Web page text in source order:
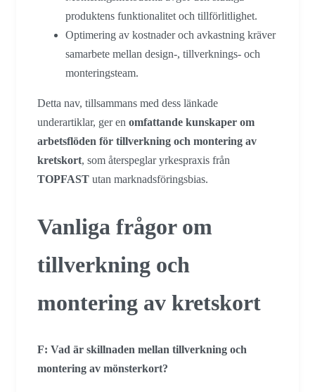
produktens funktionalitet och tillförlitlighet.
Optimering av kostnader och avkastning kräver
samarbete mellan design-, tillverknings- och
monteringsteam.
Detta nav, tillsammans med dess länkade
underartiklar, ger en omfattande kunskaper om
arbetsflöden för tillverkning och montering av
kretskort, som återspeglar yrkespraxis från
TOPFAST utan marknadsföringsbias.
Vanliga frågor om
tillverkning och
montering av kretskort
F: Vad är skillnaden mellan tillverkning och
montering av mönsterkort?